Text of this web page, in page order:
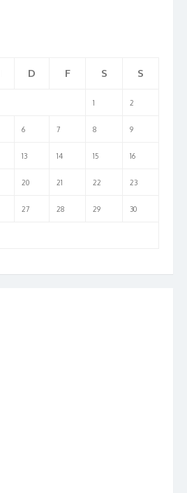
D F S S
1 2
6 7 8 9
13 14 15 16
20 21 22 23
27 28 29 30